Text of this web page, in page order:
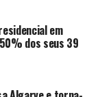
em
dos seus 39